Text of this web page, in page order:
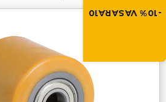
-10% VASARA10